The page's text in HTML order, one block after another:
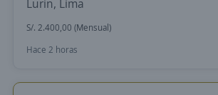
Lurin, Lima
S/. 2.400,00 (Mensual)
Hace 2 horas